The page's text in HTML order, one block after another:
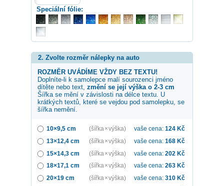
Speciální fólie:
2. Zvolte rozměr nálepky na auto
ROZMĚR UVÁDÍME VŽDY BEZ TEXTU!
Doplníte-li k samolepce malí sourozenci jméno
dítěte nebo text, změní se její výška o 2-3 cm
Šířka se mění v závislosti na délce textu. U
krátkých textů, které se vejdou pod samolepku, se
šířka nemění.
10×9,5 cm (šířka × výška) vaše cena: 124 Kč
13×12,4 cm
(šířka × výška) vaše cena: 168 Kč
15×14,3 cm
(šířka × výška) vaše cena: 202 Kč
18×17,1 cm
(šířka × výška) vaše cena: 263 Kč
20×19 cm
(šířka × výška) vaše cena: 310 Kč